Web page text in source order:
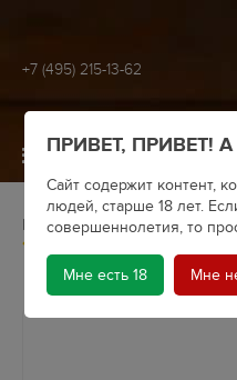
+7 (495) 215-13-62
МЕНЮ
Главная Крафтовое пиво
ПРИВЕТ, ПРИВЕТ!
Сайт содержит контент,
людей, старше 18 лет.
совершеннолетия, то
Мне есть 18 Мне